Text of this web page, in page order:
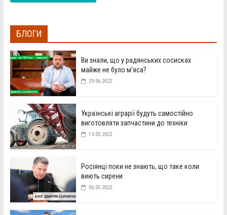
БЛОГИ
Ви знали, що у радянських сосисках
майже не було м’яса?
29.06.2022
Українські аграрії будуть самостійно
виготовляти запчастини до техніки
13.05.2022
Росіянці поки не знають, що таке коли
виють сирени
05.05.2022